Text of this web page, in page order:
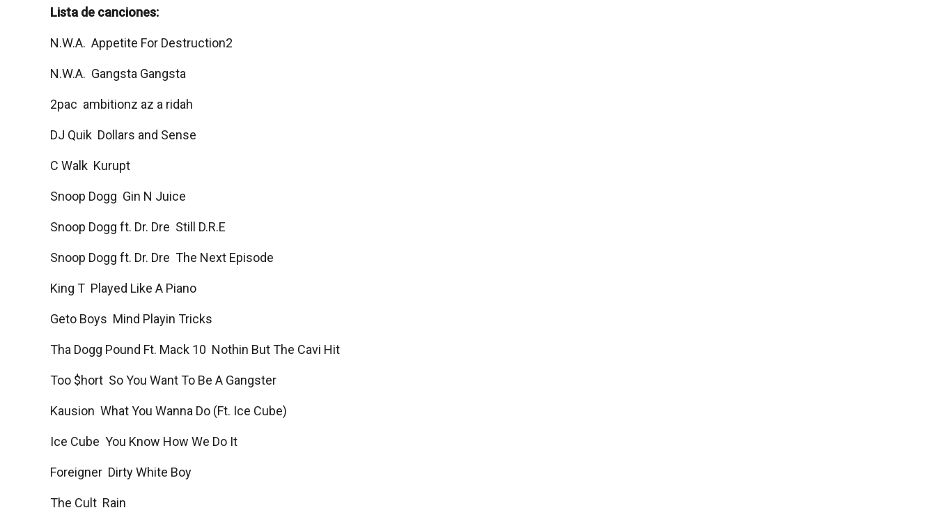
Lista de canciones:
N.W.A.  Appetite For Destruction2
N.W.A.  Gangsta Gangsta
2pac  ambitionz az a ridah
DJ Quik  Dollars and Sense
C Walk  Kurupt
Snoop Dogg  Gin N Juice
Snoop Dogg ft. Dr. Dre  Still D.R.E
Snoop Dogg ft. Dr. Dre  The Next Episode
King T  Played Like A Piano
Geto Boys  Mind Playin Tricks
Tha Dogg Pound Ft. Mack 10  Nothin But The Cavi Hit
Too $hort  So You Want To Be A Gangster
Kausion  What You Wanna Do (Ft. Ice Cube)
Ice Cube  You Know How We Do It
Foreigner  Dirty White Boy
The Cult  Rain